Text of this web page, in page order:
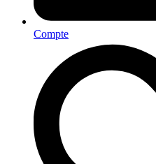
Compte